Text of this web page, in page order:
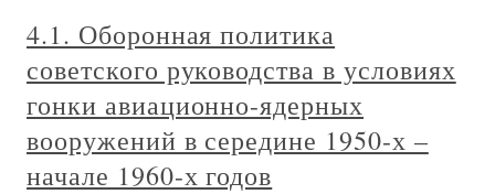
4.1. Оборонная политика
советского руководства в условиях
гонки авиационно-ядерных
вооружений в середине 1950-х –
начале 1960-х годов